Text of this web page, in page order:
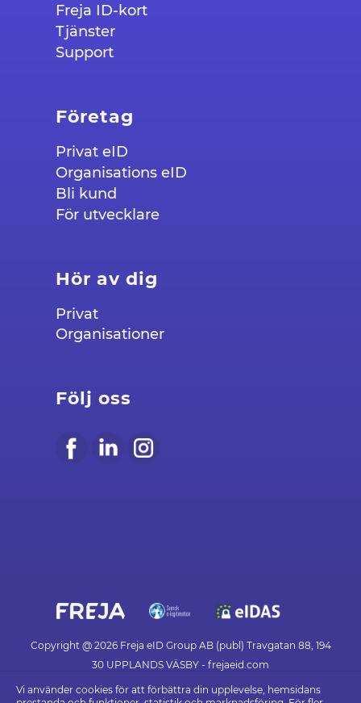
Freja ID-kort
Tjänster
Support
Företag
Privat eID
Organisations eID
Bli kund
För utvecklare
Hör av dig
Privat
Organisationer
Följ oss
Copyright @ 2026 Freja eID Group AB (publ) Travgatan 88, 194
30 UPPLANDS VÄSBY - frejaeid.com
Vi använder cookies för att förbättra din upplevelse, hemsidans